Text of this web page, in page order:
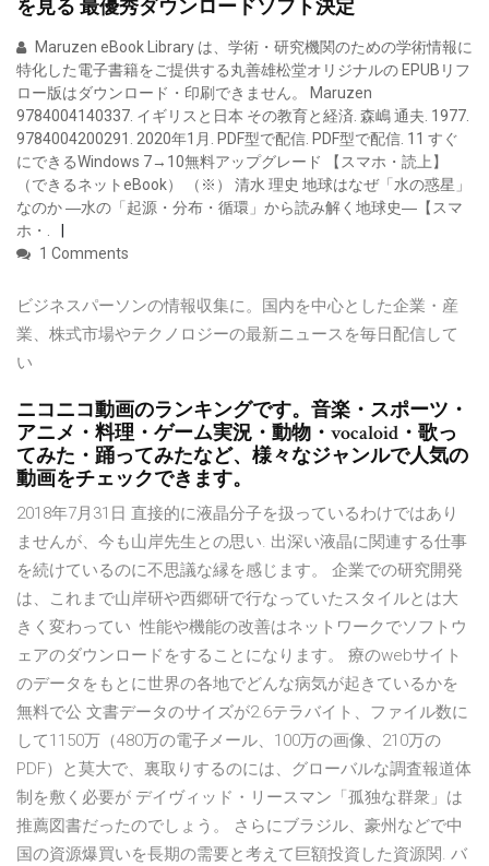
を見る 最優秀ダウンロードソフト決定
Maruzen eBook Library は、学術・研究機関のための学術情報に
特化した電子書籍をご提供する丸善雄松堂オリジナルの EPUBリフ
ロー版はダウンロード・印刷できません。 Maruzen
9784004140337. イギリスと日本 その教育と経済. 森嶋 通夫. 1977.
9784004200291. 2020年1月. PDF型で配信. PDF型で配信. 11 すぐ
にできるWindows 7→10無料アップグレード 【スマホ・読上】
（できるネットeBook） （※） 清水 理史 地球はなぜ「水の惑星」
なのか ―水の「起源・分布・循環」から読み解く地球史―【スマ
ホ・.
1 Comments
ビジネスパーソンの情報収集に。国内を中心とした企業・産
業、株式市場やテクノロジーの最新ニュースを毎日配信して
い
ニコニコ動画のランキングです。音楽・スポーツ・
アニメ・料理・ゲーム実況・動物・vocaloid・歌っ
てみた・踊ってみたなど、様々なジャンルで人気の
動画をチェックできます。
2018年7月31日 直接的に液晶分子を扱っているわけではあり
ませんが、今も山岸先生との思い. 出深い液晶に関連する仕事
を続けているのに不思議な縁を感じます。 企業での研究開発
は、これまで山岸研や西郷研で行なっていたスタイルとは大
きく変わってい 性能や機能の改善はネットワークでソフトウ
ェアのダウンロードをすることになります。 療のwebサイト
のデータをもとに世界の各地でどんな病気が起きているかを
無料で公 文書データのサイズが2.6テラバイト、ファイル数に
して1150万（480万の電子メール、100万の画像、210万の
PDF）と莫大で、裏取りするのには、グローバルな調査報道体
制を敷く必要が デイヴィッド・リースマン「孤独な群衆」は
推薦図書だったのでしょう。 さらにブラジル、豪州などで中
国の資源爆買いを長期の需要と考えて巨額投資した資源関. バ